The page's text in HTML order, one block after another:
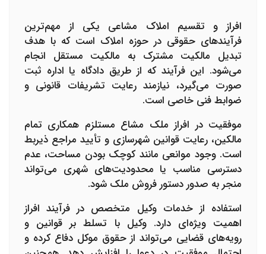
افراز و تقسیم املاک مشاعی یکی از مهم‌ترین
فرآیندهای حقوقی در حوزه املاک است که با هدف
تبدیل مالکیت مشترک به مالکیت مستقل انجام
می‌شود. این فرآیند که از طریق دادگاه یا اداره ثبت
صورت می‌گیرد، نیازمند رعایت تشریفات قانونی و
ضوابط فنی خاصی است.
موفقیت در افراز ملک مشاع مستلزم همکاری تمام
مالکین، رعایت قوانین شهرسازی و تأیید مراجع ذیربط
است. وجود موانعی مانند کوچک بودن مساحت، عدم
دسترسی مناسب یا محدودیت‌های شهری می‌تواند
منجر به صدور دستور فروش ملک شود.
استفاده از خدمات وکیل متخصص در فرآیند افراز
اهمیت ویژه‌ای دارد. وکیل با تسلط بر قوانین و
رویه‌های قضایی می‌تواند از حقوق موکل دفاع کرده و